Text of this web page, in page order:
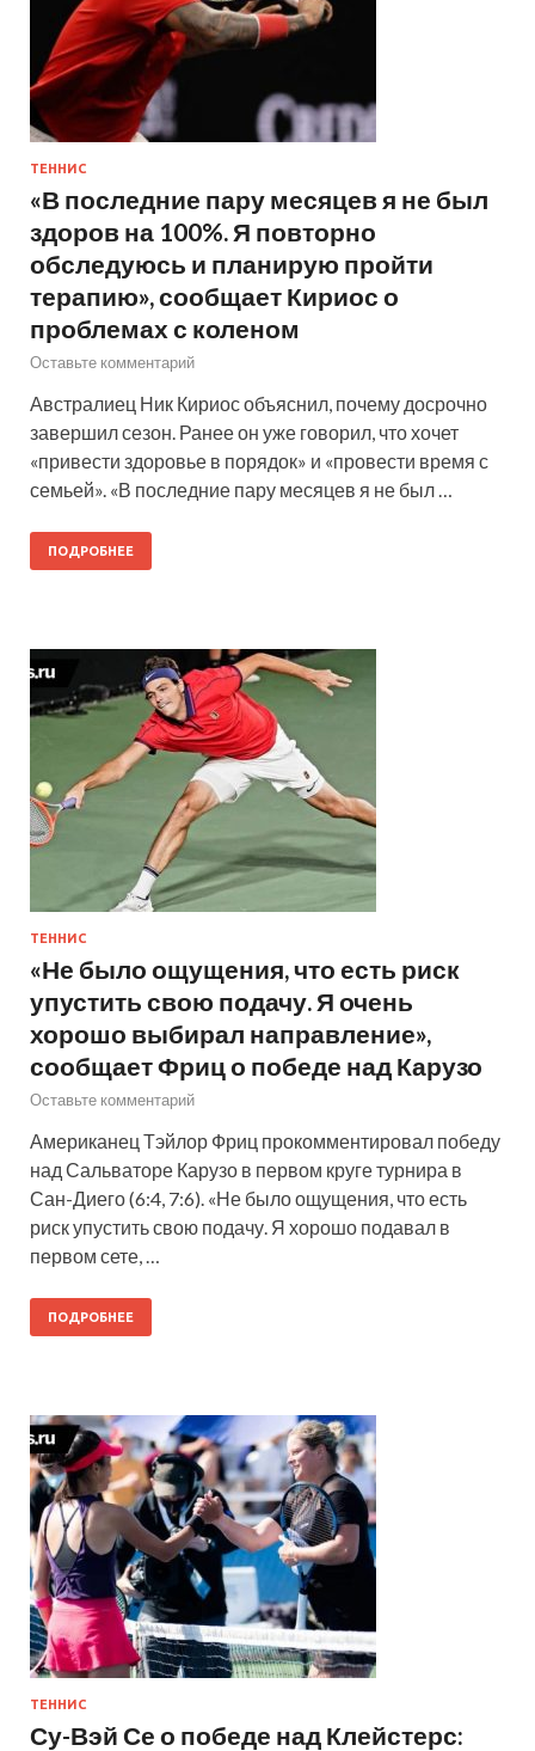
ТЕННИС
«В последние пару месяцев я не был
здоров на 100%. Я повторно
обследуюсь и планирую пройти
терапию», сообщает Кириос о
проблемах с коленом
Оставьте комментарий
Австралиец Ник Кириос объяснил, почему досрочно
завершил сезон. Ранее он уже говорил, что хочет
«привести здоровье в порядок» и «провести время с
семьей». «В последние пару месяцев я не был …
ПОДРОБНЕЕ
ТЕННИС
«Не было ощущения, что есть риск
упустить свою подачу. Я очень
хорошо выбирал направление»,
сообщает Фриц о победе над Карузо
Оставьте комментарий
Американец Тэйлор Фриц прокомментировал победу
над Сальваторе Карузо в первом круге турнира в
Сан-Диего (6:4, 7:6). «Не было ощущения, что есть
риск упустить свою подачу. Я хорошо подавал в
первом сете, …
ПОДРОБНЕЕ
ТЕННИС
Су-Вэй Се о победе над Клейстерс: